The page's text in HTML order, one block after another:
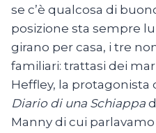
se c’è qualcosa di
posizione sta sempre
girano per casa, i tre
familiari: trattasi dei
Heffley, la protagonista
Diario di una Schiappa
Manny di cui